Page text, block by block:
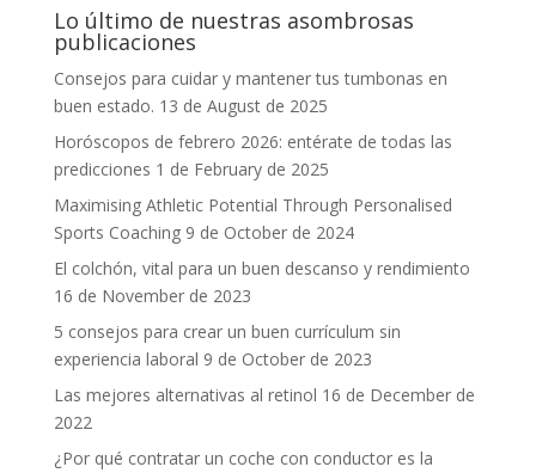
Lo último de nuestras asombrosas
publicaciones
Consejos para cuidar y mantener tus tumbonas en
buen estado. 13 de August de 2025
Horóscopos de febrero 2026: entérate de todas las
predicciones 1 de February de 2025
Maximising Athletic Potential Through Personalised
Sports Coaching 9 de October de 2024
El colchón, vital para un buen descanso y rendimiento
16 de November de 2023
5 consejos para crear un buen currículum sin
experiencia laboral 9 de October de 2023
Las mejores alternativas al retinol 16 de December de
2022
¿Por qué contratar un coche con conductor es la